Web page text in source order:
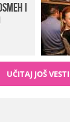
i
UČITAJ JOŠ VESTI